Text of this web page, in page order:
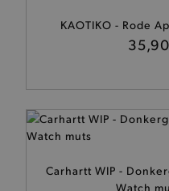
KAOTIKO - Rode
35,90
Carhartt WIP -
Watch